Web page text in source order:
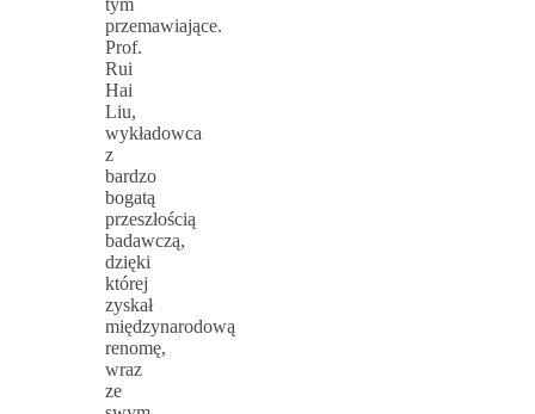
tym
przemawiające.
Prof.
Rui
Hai
Liu,
wykładowca
z
bardzo
bogatą
przeszłością
badawczą,
dzięki
której
zyskał
międzynarodową
renomę,
wraz
ze